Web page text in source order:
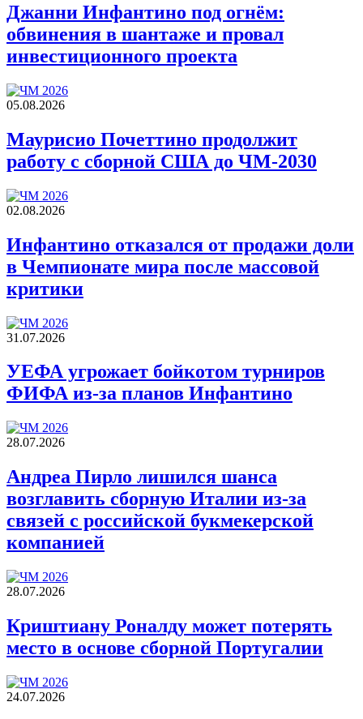
Джанни Инфантино под огнём:
обвинения в шантаже и провал
инвестиционного проекта
05.08.2026
Маурисио Почеттино продолжит
работу с сборной США до ЧМ-2030
02.08.2026
Инфантино отказался от продажи доли
в Чемпионате мира после массовой
критики
31.07.2026
УЕФА угрожает бойкотом турниров
ФИФА из-за планов Инфантино
28.07.2026
Андреа Пирло лишился шанса
возглавить сборную Италии из-за
связей с российской букмекерской
компанией
28.07.2026
Криштиану Роналду может потерять
место в основе сборной Португалии
24.07.2026